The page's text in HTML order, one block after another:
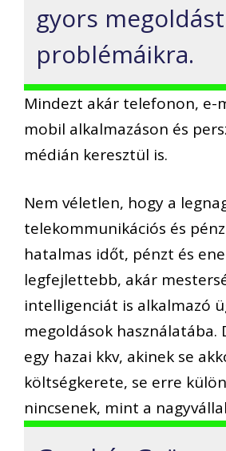
gyors
problémáikra.
Mindezt akár telefonon, e-
mobil alkalmazáson és
médián keresztül is.
Nem véletlen, hogy a
telekommunikációs és
hatalmas időt, pénzt és
legfejlettebb, akár
intelligenciát is alkalmazó
megoldások használatába.
egy hazai kkv, akinek se
költségkerete, se erre
nincsenek, mint a